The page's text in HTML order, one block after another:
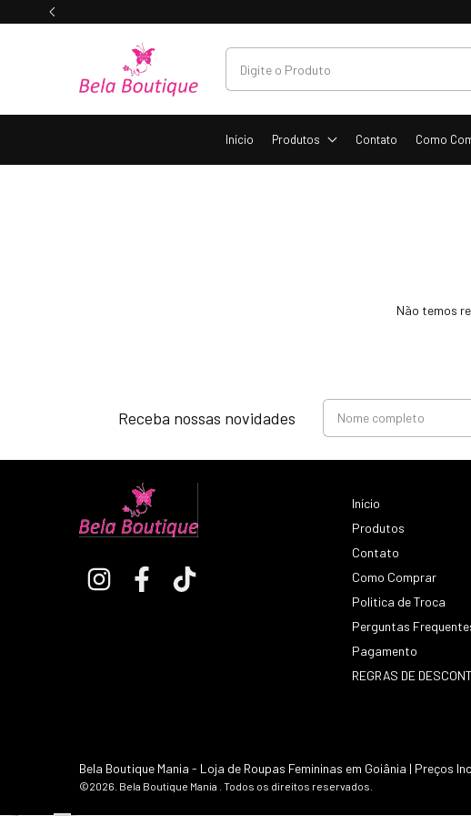
Início Produtos Contato Como
Não temos
Receba nossas novidades
Início
Produtos
Contato
Como Comprar
Politica de Troca
Perguntas
Pagamento
REGRAS DE
Bela Boutique Mania - Loja de Roupas Femininas em Goiânia | Preços
©2026. Bela Boutique Mania . Todos os direitos reservados.